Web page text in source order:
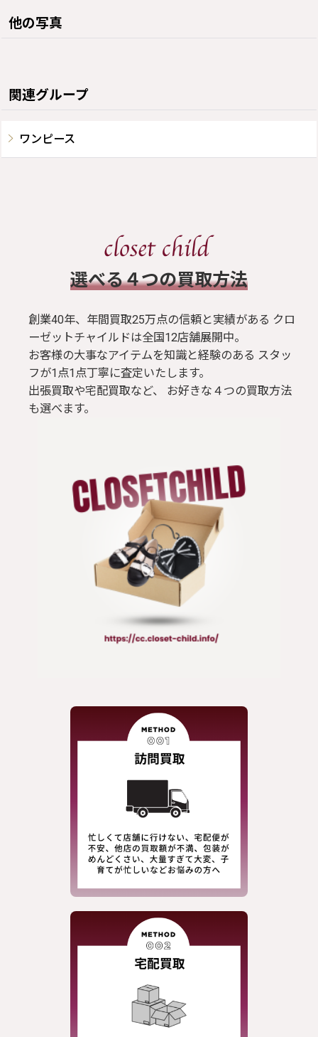
他の写真
関連グループ
ワンピース
​選べる４つの買取方法
創業40年、年間買取25万点の信頼と実績がある クロ
ーゼットチャイルドは全国12店舗展開中。
お客様の大事なアイテムを知識と経験のある スタッ
フが1点1点丁寧に査定いたします。
出張買取や宅配買取など、 お好きな４つの買取方法
も選べます。